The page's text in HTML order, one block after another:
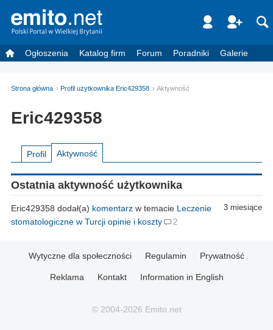
Ogłoszenia Katalog firm Forum Poradniki Galerie
Strona główna Profil użytkownika Eric429358 Aktywność
Eric429358
Profil Aktywność
Ostatnia aktywność użytkownika
3 miesiące
Eric429358 dodał(a) komentarz w temacie Leczenie
stomatologiczne w Turcji opinie i koszty
2
Wytyczne dla społeczności Regulamin Prywatność
Reklama Kontakt Information in English
© 2004-2026 Emito.net